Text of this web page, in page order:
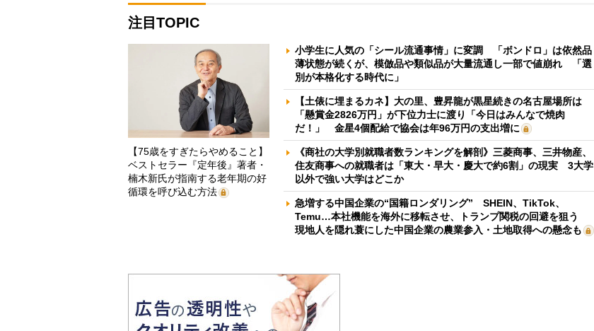
注目TOPIC
【75歳をすぎたらやめること】
ベストセラー『定年後』著者・
楠木新氏が指南する老年期の好
循環を呼び込む方法
小学生に人気の「シール流通事情」に変調 「ボンドロ」は依然品
薄状態が続くが、模倣品や類似品が大量流通し一部で値崩れ 「選
別が本格化する時代に」
【土俵に埋まるカネ】大の里、豊昇龍が黒星続きの名古屋場所は
「懸賞金2826万円」が下位力士に渡り「今日はみんなで焼肉
だ！」 金星4個配給で協会は年96万円の支出増に
《商社の大学別就職者数ランキングを解剖》三菱商事、三井物産、
住友商事への就職者は「東大・早大・慶大で約6割」の現実 3大学
以外で強い大学はどこか
急増する中国企業の“国籍ロンダリング” SHEIN、TikTok、
Temu…本社機能を海外に移転させ、トランプ関税の回避を狙う
現地人を隠れ蓑にした中国企業の農業参入・土地取得への懸念も